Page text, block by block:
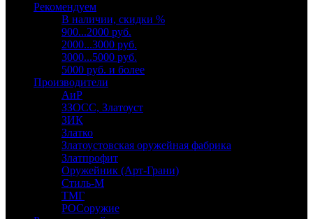
Рекомендуем
В наличии, скидки %
900...2000 руб.
2000...3000 руб.
3000...5000 руб.
5000 руб. и более
Производители
АиР
ЗЗОСС, Златоуст
ЗИК
Златко
Златоустовская оружейная фабрика
Златпрофит
Оружейник (Арт-Грани)
Стиль-М
ТМГ
РОСоружие